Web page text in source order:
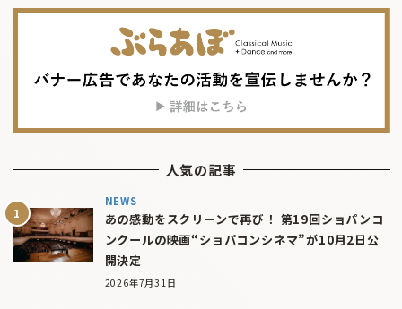
人気の記事
NEWS
あの感動をスクリーンで再び！ 第19回ショパンコ
ンクールの映画“ショパコンシネマ”が10月2日公
開決定
2026年7月31日